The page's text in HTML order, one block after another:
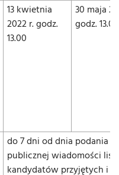
13 kwietnia
2022 r. godz.
13.00
30 maja
godz. 13.00
do 7 dni od dnia podania
publicznej wiadomości
kandydatów przyjętych i